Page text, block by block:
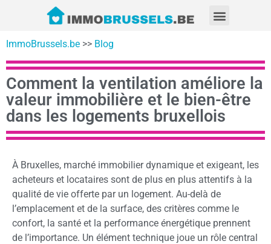
ImmoBrussels.be >> Blog
Comment la ventilation améliore la
valeur immobilière et le bien-être
dans les logements bruxellois
À Bruxelles, marché immobilier dynamique et exigeant, les
acheteurs et locataires sont de plus en plus attentifs à la
qualité de vie offerte par un logement. Au-delà de
l’emplacement et de la surface, des critères comme le
confort, la santé et la performance énergétique prennent
de l’importance. Un élément technique joue un rôle central